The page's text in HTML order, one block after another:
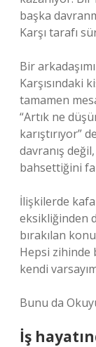
başka
Karşı tarafı
Bir
Karşısındaki
tamamen
“Artık ne
karıştırıyor”
davranış
bahsettiğini
İlişkilerde kafa
eksikliğinden
bırakılan
Hepsi zihinde
kendi
Bunu da
İş